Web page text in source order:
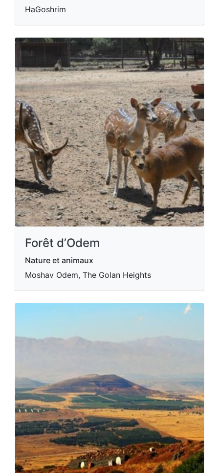
HaGoshrim
Forêt d’Odem
Nature et animaux
Moshav Odem, The Golan Heights